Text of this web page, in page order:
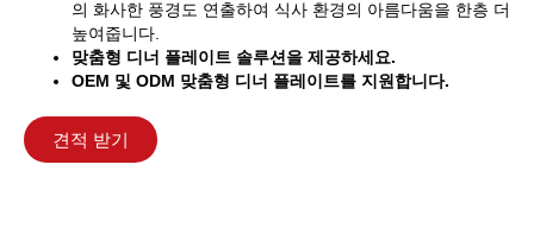
의 화사한 풍경도 연출하여 식사 환경의 아름다움을 한층 더
높여줍니다.
맞춤형 디너 플레이트 솔루션을 제공하세요.
OEM 및 ODM 맞춤형 디너 플레이트를 지원합니다.
견적 받기